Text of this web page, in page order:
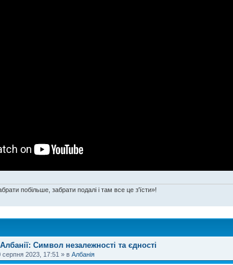
побільше, забрати подалі і там все це з'їсти»!
Символ незалежності та єдності
серпня 2023, 17:51 » в Албанія